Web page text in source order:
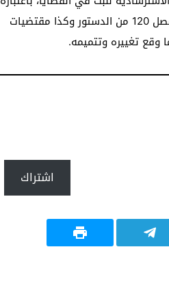
قرارا يستهدف المجلس من خلاله تنزيل مبدأ الأجل المعقول المنصوص عليه في الفصل 120 من الدستور وكذا مقتضيات
اشتراك